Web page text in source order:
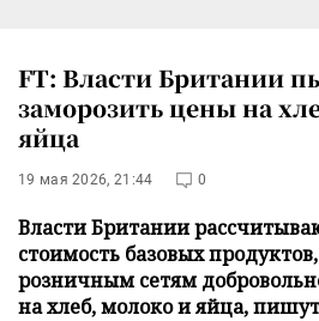
FT: Власти Британии
заморозить цены на
яйца
19 мая 2026, 21:44 0
Власти Британии
стоимость базовых
розничным сетям
на хлеб, молоко и яйца,